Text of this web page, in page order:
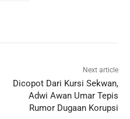
Next article
Dicopot Dari Kursi Sekwan,
Adwi Awan Umar Tepis
Rumor Dugaan Korupsi